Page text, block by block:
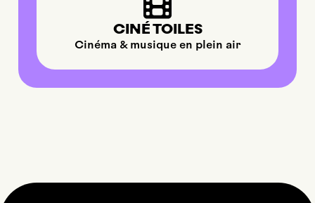
CINÉ TOILES
Cinéma & musique en plein air